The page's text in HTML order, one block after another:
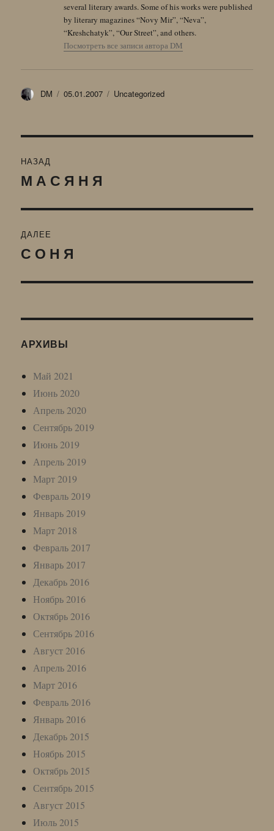
several literary awards. Some of his works were published
by literary magazines “Novy Mir”, “Neva”,
“Kreshchatyk”, “Our Street”, and others.
Посмотреть все записи автора DM
Автор
DM Опубликовано
05.01.2007 Рубрики
Uncategorized
по
НАЗАД
Предыдущая
М А С Я Н Я
ДАЛЕЕ
Следующая
С О Н Я
АРХИВЫ
Май 2021
Июнь 2020
Апрель 2020
Сентябрь 2019
Июнь 2019
Апрель 2019
Март 2019
Февраль 2019
Январь 2019
Март 2018
Февраль 2017
Январь 2017
Декабрь 2016
Ноябрь 2016
Октябрь 2016
Сентябрь 2016
Август 2016
Апрель 2016
Март 2016
Февраль 2016
Январь 2016
Декабрь 2015
Ноябрь 2015
Октябрь 2015
Сентябрь 2015
Август 2015
Июль 2015